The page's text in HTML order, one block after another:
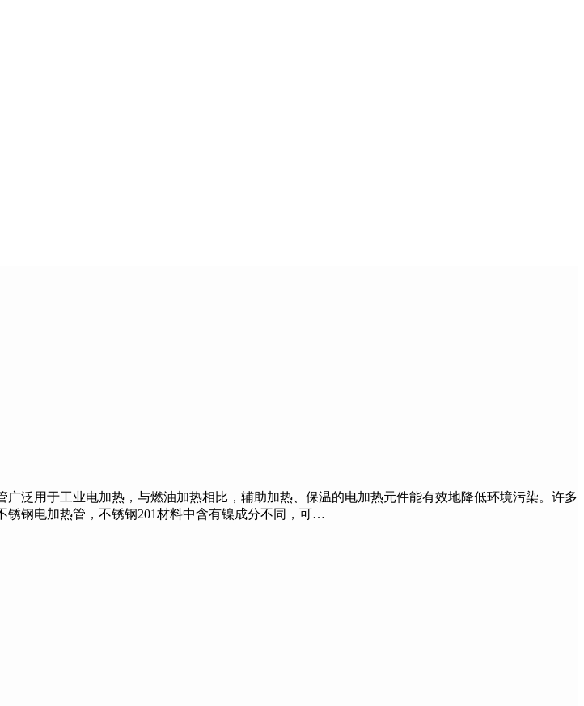
用于工业电加热，与燃油加热相比，辅助加热、保温的电加热元件能有效地降低环境污染。许多
锈钢电加热管，不锈钢201材料中含有镍成分不同，可…